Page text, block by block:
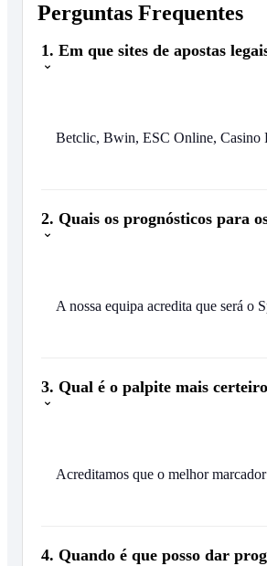
Perguntas Frequentes
1. Em que sites de apostas
Betclic, Bwin, ESC Online, Casino
2. Quais os prognósticos para
A nossa equipa acredita que será o
3. Qual é o palpite mais
Acreditamos que o melhor
4. Quando é que posso dar